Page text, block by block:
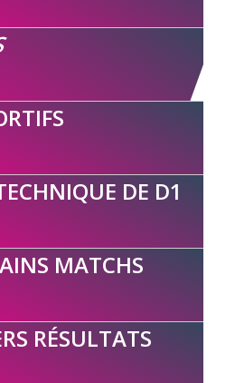
DE D1
MATCHS
RÉSULTATS